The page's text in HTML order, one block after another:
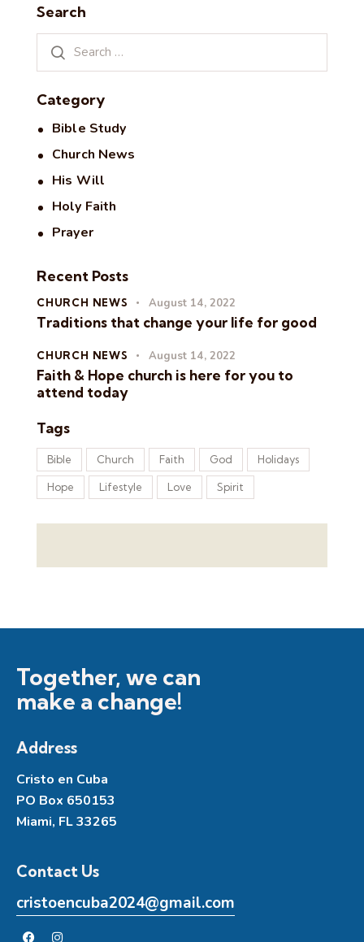
Search
Category
Bible Study
Church News
His Will
Holy Faith
Prayer
Recent Posts
CHURCH NEWS August 14, 2022
Traditions that change your life for good
CHURCH NEWS August 14, 2022
Faith & Hope church is here for you to
attend today
Tags
Bible Church Faith God Holidays
Hope Lifestyle Love Spirit
Together, we can
make a change!
Address
Cristo en Cuba
PO Box 650153
Miami, FL 33265
Contact Us
cristoencuba2024@gmail.com